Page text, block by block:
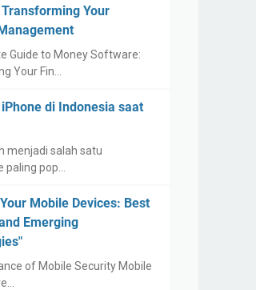
Your
Guide to Money Software:
Your Fin…
di Indonesia saat
menjadi salah satu
pop…
Mobile Devices: Best
Emerging
of Mobile Security Mobile